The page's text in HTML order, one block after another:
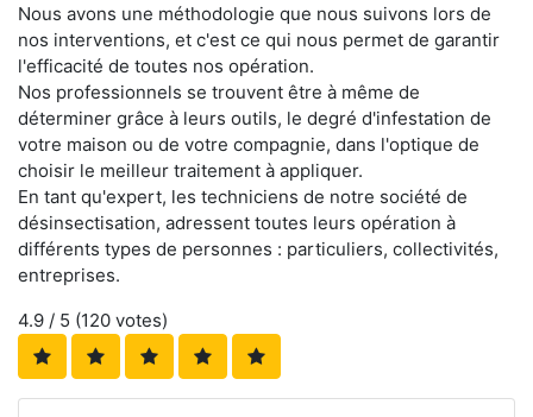
Nous avons une méthodologie que nous suivons lors de
nos interventions, et c'est ce qui nous permet de garantir
l'efficacité de toutes nos opération.
Nos professionnels se trouvent être à même de
déterminer grâce à leurs outils, le degré d'infestation de
votre maison ou de votre compagnie, dans l'optique de
choisir le meilleur traitement à appliquer.
En tant qu'expert, les techniciens de notre société de
désinsectisation, adressent toutes leurs opération à
différents types de personnes : particuliers, collectivités,
entreprises.
4.9 / 5 (120 votes)